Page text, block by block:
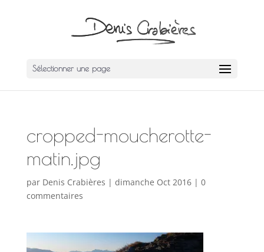
Sélectionner une page
cropped-moucherotte-
matin.jpg
par Denis Crabières | dimanche Oct 2016| 0
commentaires